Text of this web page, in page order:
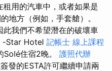
用的汽車中，或者如果是
地方（例如，手套艙）。
我們不希望潛在的破壞車
-Star Hotel 記帳士 線上課程
Solé住宿2晚。 護照代辦
發的ESTA許可繼續申請兩